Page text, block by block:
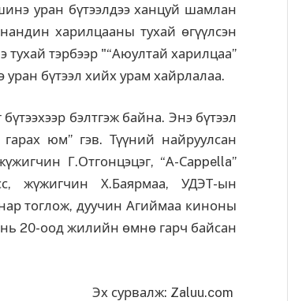
уран бүтээлдээ ханцуй шамлан
харилцааны тухай өгүүлсэн
тэрбээр "“Аюултай харилцаа”
бүтээл хийх урам хайрлалаа.
бэлтгэж байна. Энэ бүтээл
юм” гэв. Түүний найруулсан
Г.Отгонцэцэг, “А-Саppella”
жүжигчин Х.Баярмаа, УДЭТ-ын
тоглож, дуучин Агиймаа киноны
20-оод жилийн өмнө гарч байсан
Эх сурвалж: Zaluu.com